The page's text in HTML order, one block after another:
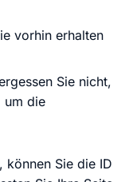
vorhin erhalten
Sie nicht,
um die
können Sie die ID